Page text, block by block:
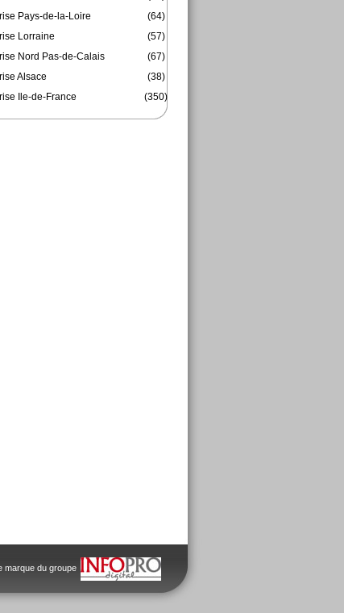
Pays-de-la-Loire
(64)
Lorraine
(57)
Nord Pas-de-Calais
(67)
Alsace
(38)
Ile-de-France
(350)
marque du groupe